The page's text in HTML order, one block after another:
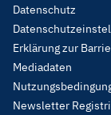
Menu
Legal
Datenschutz
Erklärung zur
Mediadaten
Newsletter